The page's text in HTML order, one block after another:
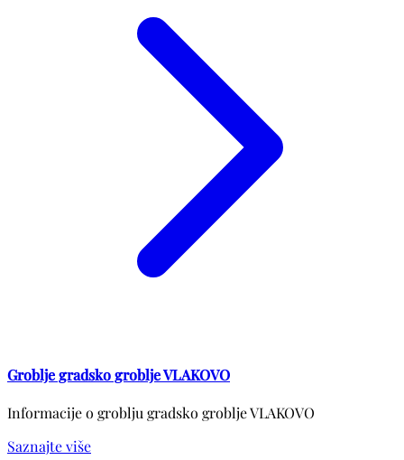
Groblje gradsko groblje VLAKOVO
Informacije o groblju gradsko groblje VLAKOVO
Saznajte više